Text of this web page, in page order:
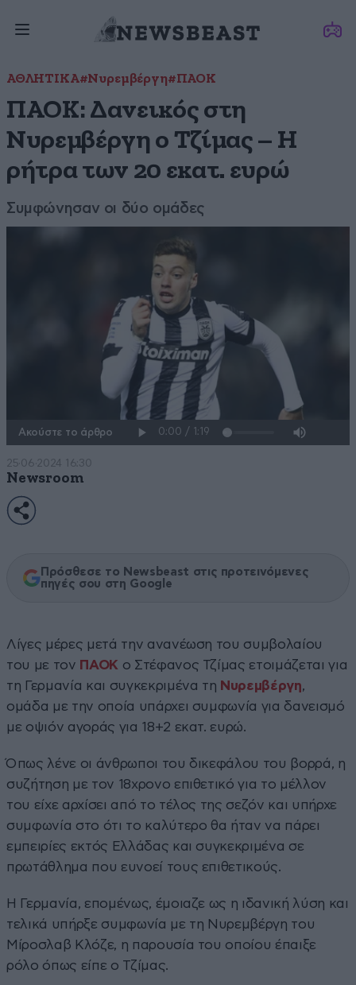
ΑΘΛΗΤΙΚΑ#Νυρεμβέργη#ΠΑΟΚ
ΠΑΟΚ: Δανεικός στη
Νυρεμβέργη ο Τζίμας – Η
ρήτρα των 20 εκατ. ευρώ
Συμφώνησαν οι δύο ομάδες
Ακούστε το άρθρο
25·06·2024 16:30
Newsroom
Πρόσθεσε το Newsbeast στις προτεινόμενες
πηγές σου στη Google
Λίγες μέρες μετά την ανανέωση του συμβολαίου
του με τον ΠΑΟΚ ο Στέφανος Τζίμας ετοιμάζεται για
τη Γερμανία και συγκεκριμένα τη Νυρεμβέργη,
ομάδα με την οποία υπάρχει συμφωνία για δανεισμό
με οψιόν αγοράς για 18+2 εκατ. ευρώ.
Όπως λένε οι άνθρωποι του δικεφάλου του βορρά, η
συζήτηση με τον 18χρονο επιθετικό για το μέλλον
του είχε αρχίσει από το τέλος της σεζόν και υπήρχε
συμφωνία στο ότι το καλύτερο θα ήταν να πάρει
εμπειρίες εκτός Ελλάδας και συγκεκριμένα σε
πρωτάθλημα που ευνοεί τους επιθετικούς.
Η Γερμανία, επομένως, έμοιαζε ως η ιδανική λύση και
τελικά υπήρξε συμφωνία με τη Νυρεμβέργη του
Μίροσλαβ Κλόζε, η παρουσία του οποίου έπαιξε
ρόλο όπως είπε ο Τζίμας.